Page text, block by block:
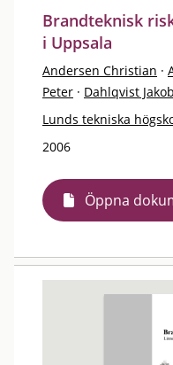
Brandteknisk
i Uppsala
Andersen Christian ·
Peter · Dahlqvist Jakob
Lunds tekniska
2006
Öppna